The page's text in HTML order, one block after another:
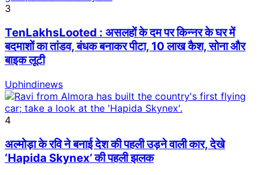
3
TenLakhsLooted : असलहों के दम पर किन्नर के घर में
बदमाशों का तांडव, बंधक बनाकर पीटा, 10 लाख कैश, सोना और
बाइक लूटी
Uphindinews
4
अल्मोड़ा के रवि ने बनाई देश की पहली उड़ने वाली कार, देखे
‘Hapida Skynex’ की पहली झलक